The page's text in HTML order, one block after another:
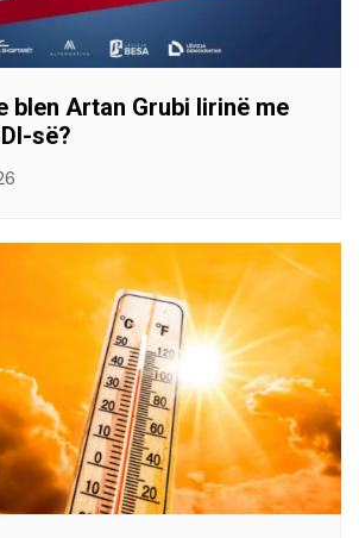
blen Artan Grubi lirinë me
së?